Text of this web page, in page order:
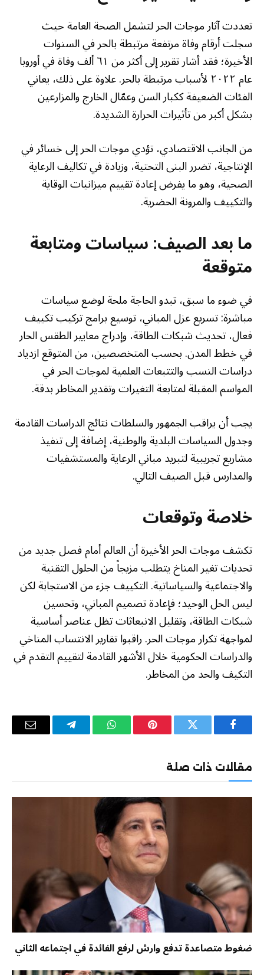
تعددت آثار موجات الحر لتشمل الصحة العامة حيث
سجلت أرقام وفاة مرتفعة مرتبطة بالحر في السنوات
الأخيرة؛ فقد أشار تقرير إلى أكثر من ٦١ ألف وفاة في أوروبا
عام ٢٠٢٢ لأسباب مرتبطة بالحر. علاوة على ذلك، يعاني
الفئات الضعيفة ككبار السن وعمّال الخارج والمزارعين
بشكل أكبر من تأثيرات الحرارة الشديدة.
من الجانب الاقتصادي، تؤدي موجات الحر إلى خسائر في
الإنتاجية، تضرر البنى التحتية، وزيادة في تكاليف الرعاية
الصحية، وهو ما يفرض إعادة تقييم ميزانيات الوقاية
والتكييف والمرونة الحضرية.
ما بعد الصيف: سياسات ومتابعة
متوقعة
في ضوء ما سبق، تبدو الحاجة ملحة لوضع سياسات
مباشرة: تسريع عزل المباني، توسيع برامج تركيب تكييف
فعال، تحديث شبكات الطاقة، وإدراج معايير الطقس الحار
في خطط المدن. بحسب المتخصصين، من المتوقع ازدياد
دراسات النسب والتتبعات العلمية لموجات الحر في
المواسم المقبلة لمتابعة التغيرات وتقدير المخاطر بدقة.
يجب أن يراقب الجمهور والسلطات نتائج الدراسات القادمة
وجدول السياسات البلدية والوطنية، إضافة إلى تنفيذ
مشاريع تجريبية لتبريد مباني الرعاية والمستشفيات
والمدارس قبل الصيف التالي.
خلاصة وتوقعات
تكشف موجات الحر الأخيرة أن العالم أمام فصل جديد من
تحديات تغير المناخ يتطلب مزيجاً من الحلول التقنية
والاجتماعية والسياساتية. التكييف جزء من الاستجابة لكن
ليس الحل الوحيد؛ فإعادة تصميم المباني، وتحسين
شبكات الطاقة، وتقليل الانبعاثات تظل عناصر أساسية
لمواجهة تكرار موجات الحر. راقبوا تقارير الانتساب المناخي
والدراسات الحكومية خلال الأشهر القادمة لتقييم التقدم في
التكيف والحد من المخاطر.
فيسبوك تويتر بينتيريستواتساب تيلقرام
البريد
مقالات ذات صلة
ضغوط متصاعدة تدفع وارش لرفع الفائدة في اجتماعه الثاني